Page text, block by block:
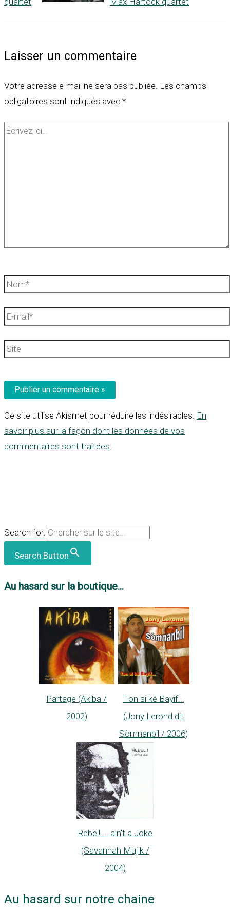
Laisser un commentaire
Votre adresse e-mail ne sera pas publiée. Les champs
obligatoires sont indiqués avec *
Écrivez
Nom*
E-
Site
Ce site utilise Akismet pour réduire les indésirables. En
savoir plus sur la façon dont les données de vos
commentaires sont traitées
Search for:
Search Button
Au hasard sur la boutique...
Partage (Akiba /
2002)
Ton si ké Bayif...
(Jony Lerond dit
Sòmnanbil / 2006)
Rebel! ... ain't a Joke
(Savannah Mujik /
2004)
Au hasard sur notre chaine